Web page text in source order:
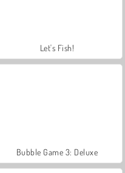
Let's Fish!
Bubble Game 3: Deluxe